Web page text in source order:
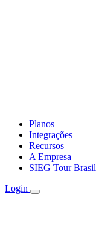
Planos
Integrações
Recursos
A Empresa
SIEG Tour Brasil
Login